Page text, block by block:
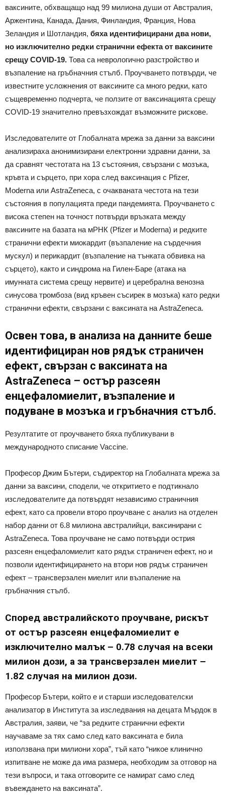
ваксините, обхващащо над 99 милиона души от Австралия,
Аржентина, Канада, Дания, Финландия, Франция, Нова
Зеландия и Шотландия, бяха идентифицирани два нови,
но изключително редки странични ефекта от ваксините
срещу COVID-19. Това са неврологично разстройство и
възпаление на гръбначния стълб. Проучването потвърди, че
известните усложнения от ваксините са много редки, като
същевременно подчерта, че ползите от ваксинацията срещу
COVID-19 значително превъзхождат възможните рискове.
Изследователите от Глобалната мрежа за данни за ваксини
анализираха анонимизирани електронни здравни данни, за
да сравнят честотата на 13 състояния, свързани с мозъка,
кръвта и сърцето, при хора след ваксинация с Pfizer,
Moderna или AstraZeneca, с очакваната честота на тези
състояния в популацията преди пандемията. Проучването с
висока степен на точност потвърди връзката между
ваксините на базата на мРНК (Pfizer и Moderna) и редките
странични ефекти миокардит (възпаление на сърдечния
мускул) и перикардит (възпаление на тънката обвивка на
сърцето), както и синдрома на Гилен-Баре (атака на
имунната система срещу нервите) и церебрална венозна
синусова тромбоза (вид кръвен съсирек в мозъка) като редки
странични ефекти, свързани с ваксината на AstraZeneca.
Освен това, в анализа на данните беше
идентифициран нов рядък страничен
ефект, свързан с ваксината на
AstraZeneca – остър разсеян
енцефаломиелит, възпаление и
подуване в мозъка и гръбначния стълб.
Резултатите от проучването бяха публикувани в
международното списание Vaccine.
Професор Джим Бътери, съдиректор на Глобалната мрежа за
данни за ваксини, сподели, че откритието е подтикнало
изследователите да потвърдят независимо страничния
ефект, като са провели второ проучване с анализ на отделен
набор данни от 6.8 милиона австралийци, ваксинирани с
AstraZeneca. Това проучване не само потвърди острия
разсеян енцефаломиелит като рядък страничен ефект, но и
позволи идентифицирането на втори нов рядък страничен
ефект – трансверзален миелит или възпаление на
гръбначния стълб.
Според австралийското проучване, рискът
от остър разсеян енцефаломиелит е
изключително малък – 0.78 случая на всеки
милион дози, а за трансверзален миелит –
1.82 случая на милион дози.
Професор Бътери, който е и старши изследователски
анализатор в Института за изследвания на децата Мърдок в
Австралия, заяви, че “за редките странични ефекти
научаваме за тях само след като ваксината е била
използвана при милиони хора”, тъй като “никое клинично
изпитване не може да има размера, необходим за отговор на
тези въпроси, и така отговорите се намират само след
въвеждането на ваксината”.